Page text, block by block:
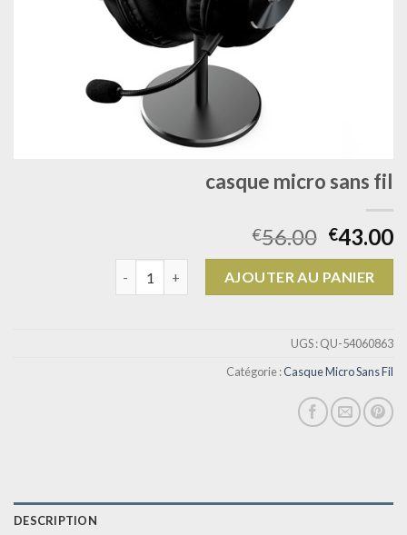
casque micro sans fil
€56.00 €43.00
AJOUTER AU PANIER
UGS :QU-54060863
Catégorie :Casque Micro Sans Fil
DESCRIPTION